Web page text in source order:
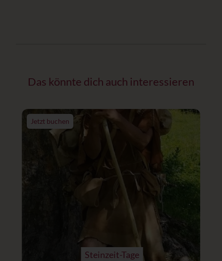
Das könnte dich auch interessieren
Jetzt buchen
Steinzeit-Tage